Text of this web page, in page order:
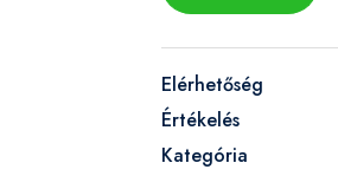
Elérhetőség
Értékelés
Kategória